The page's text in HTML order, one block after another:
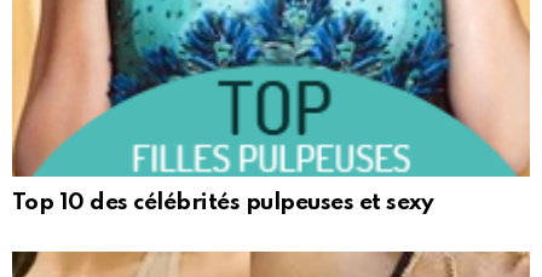
Top 10 des célébrités pulpeuses et sexy